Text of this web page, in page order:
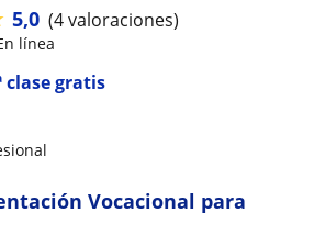
clase gratis
5,0 (4 valoraciones)
línea
Vocacional para